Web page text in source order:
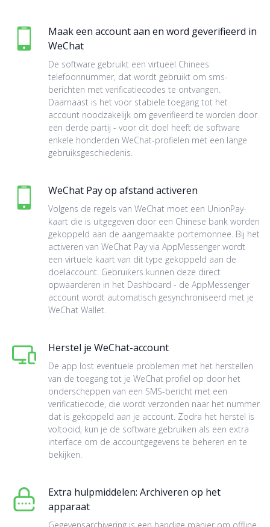
Maak een account aan en word geverifieerd in
WeChat
De software gebruikt een virtueel Chinees
telefoonnummer, dat wordt gebruikt om sms-
berichten met verificatiecodes te ontvangen.
Daarnaast is het voor stabiele toegang tot het
account noodzakelijk om geverifieerd te worden door
een derde partij - voor dit doel heeft de software
enkele honderden WeChat-profielen met een lange
gebruiksgeschiedenis.
WeChat Pay op afstand activeren
Volgens de regels van WeChat moet een UnionPay-
kaart die is uitgegeven door een Chinese bank worden
gekoppeld aan de aangemaakte portemonnee. Bij het
activeren van WeChat Pay via AppMessenger wordt
een virtuele kaart van dit type gekoppeld aan de
doelaccount. Gebruikers kunnen deze direct
opwaarderen in het Dashboard - de AppMessenger
account wordt automatisch gesynchroniseerd met je
WeChat Wallet.
Herstel je WeChat-account
De app lost eventuele problemen met het herstellen
van de toegang tot je WeChat profiel op door het
onderscheppen van een SMS-bericht met een
verificatiecode, die wordt verzonden naar het nummer
dat is gekoppeld aan je account. Zodra het herstel is
voltooid, kun je de software gebruiken als een extra
interface om de accountgegevens te beheren en te
bekijken.
Extra hulpmiddelen: Archiveren op het
apparaat
Gegevensarchivering is een handige manier om offline